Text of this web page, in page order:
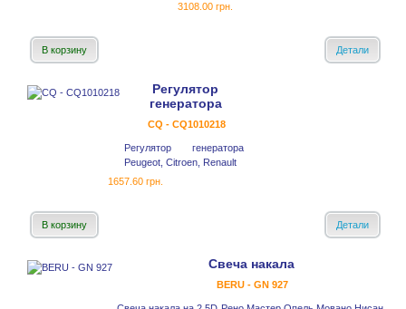
3108.00 грн.
В корзину Детали
Регулятор
генератора
CQ - CQ1010218
Регулятор генератора
Peugeot, Citroen, Renault
1657.60 грн.
В корзину Детали
Свеча накала
BERU - GN 927